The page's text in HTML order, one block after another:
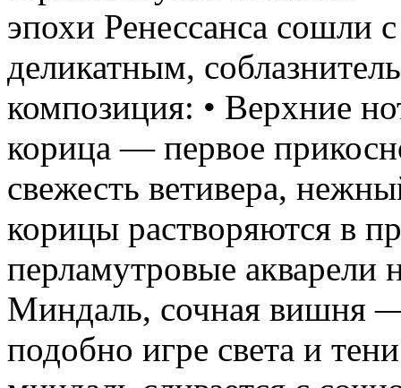
эпохи Ренессанса сошли
деликатным,
композиция: • Верхние
корица — первое
свежесть ветивера,
корицы растворяются в
перламутровые акварели
Миндаль, сочная вишня
подобно игре света и